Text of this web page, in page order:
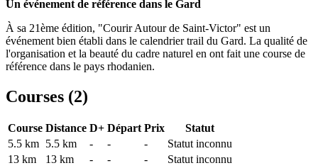
Un événement de référence dans le Gard
À sa 21ème édition, "Courir Autour de Saint-Victor" est un
événement bien établi dans le calendrier trail du Gard. La qualité de
l'organisation et la beauté du cadre naturel en ont fait une course de
référence dans le pays rhodanien.
Courses (2)
Course Distance D+ Départ Prix
Statut
5.5 km 5.5 km - - -
Statut inconnu
13 km
13 km - - - Statut inconnu